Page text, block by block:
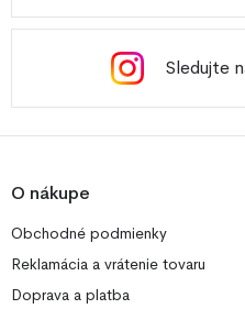
Sledujte
O nákupe
Obchodné podmienky
Reklamácia a vrátenie tovaru
Doprava a platba